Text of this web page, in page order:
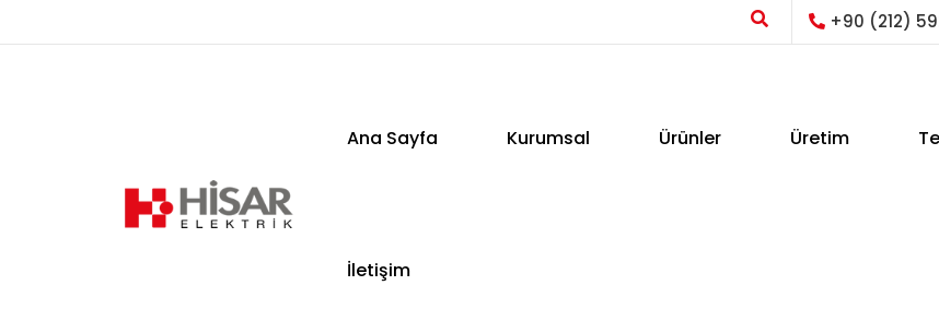
+90 (212)
Ana Sayfa Kurumsal Ürünler Üretim
İletişim